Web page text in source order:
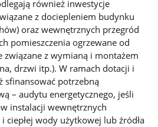
również inwestycje
z dociepleniem budynku
oraz wewnętrznych przegród
pomieszczenia ogrzewane od
związane z wymianą i montażem
drzwi itp.). W ramach dotacji i
sfinansować potrzebną
– audytu energetycznego, jeśli
instalacji wewnętrznych
ciepłej wody użytkowej lub źródła